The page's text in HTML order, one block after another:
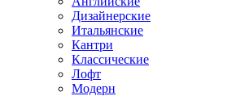
Дизайнерские
Итальянские
Кантри
Классические
Лофт
Модерн